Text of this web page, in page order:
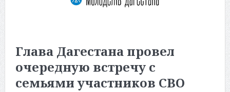
Глава Дагестана провел
очередную встречу с
семьями участников СВО